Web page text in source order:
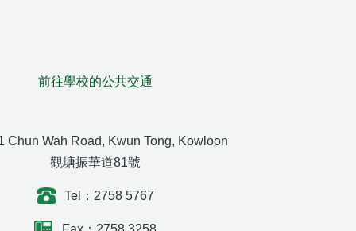
前往學校的公共交通
Chun Wah Road, Kwun Tong, Kowloon
觀塘振華道81號
Tel：2758 5767